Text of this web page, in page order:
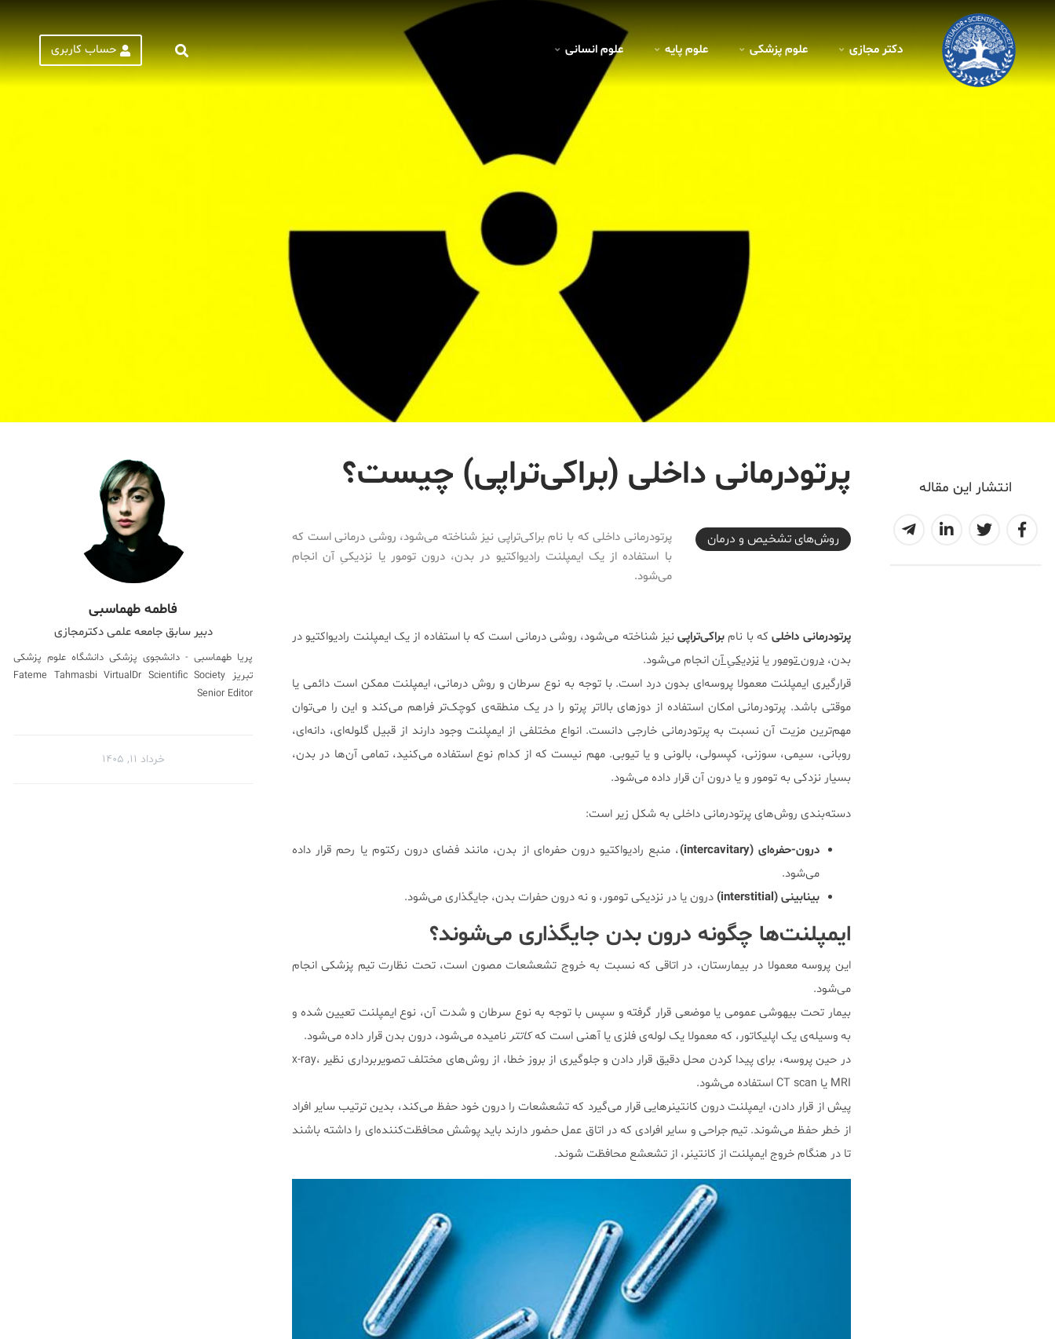
دکتر مجازی علوم پزشکی علوم پايه علوم انسانی حساب کاربری
انتشار این مقاله پرتودرمانی داخلی (براکی‌تراپی) چیست؟
2026-05-29T21:00:25+03:30
روش‌های تشخیص و درمان
پرتودرمانی داخلی که با نام براکی‌تراپی نیز شناخته می‌شود، روشی درمانی است که
با استفاده از یک ایمپلنت رادیواکتیو در بدن، درون تومور یا نزدیکیِ آن انجام
می‌شود.
پرتودرمانی داخلیکه با نامبراکی‌تراپینیز شناخته می‌شود، روشی درمانی است که با استفاده از یک ایمپلنت رادیواکتیو در
بدن،درون تومور یانزدیکیِ آنانجام می‌شود.
قرارگیری ایمپلنت معمولا پروسه‌ای بدون درد است. با توجه به نوع سرطان و روش درمانی، ایمپلنت ممکن است دائمی یا
موقتی باشد. پرتودرمانی امکان استفاده از دوزهای بالاتر پرتو را در یک منطقه‌ی کوچک‌تر فراهم می‌کند و این را می‌توان
مهم‌ترین مزیت آن نسبت به پرتودرمانی خارجی دانست. انواع مختلفی از ایمپلنت وجود دارند از قبیل گلوله‌ای، دانه‌ای،
روبانی، سیمی، سوزنی، کپسولی، بالونی و یا تیوبی. مهم نیست که از کدام نوع استفاده می‌کنید، تمامی آن‌ها در بدن،
بسیار نزدکی به تومور و یا درون آن قرار داده می‌شود.
دسته‌بندی روش‌های پرتودرمانی داخلی به شکل زیر است:
درون-حفره‌ای (intercavitary)
، منبع رادیواکتیو درون حفره‌ای از بدن، مانند فضای درون رکتوم یا رحم قرار داده
می‌شود.
بینابینی (interstitial)
درون یا در نزدیکی تومور، و نه درون حفرات بدن، جایگذاری می‌شود.
ایمپلنت‌ها چگونه درون بدن جایگذاری می‌شوند؟
این پروسه معمولا در بیمارستان، در اتاقی که نسبت به خروج تشعشعات مصون است، تحت نظارت تیم پزشکی انجام
می‌شود.
بیمار تحت بیهوشی عمومی یا موضعی قرار گرفته و سپس با توجه به نوع سرطان و شدت آن، نوع ایمپلنت تعیین شده و
به وسیله‌ی یک اپلیکاتور، که معمولا یک لوله‌ی فلزی یا آهنی است کهکاتتر نامیده می‌شود، درون بدن قرار داده می‌شود.
در حین پروسه، برای پیدا کردن محل دقیق قرار دادن و جلوگیری از بروز خطا، از روش‌های مختلف تصویربرداری نظیر x-ray،
MRI یا CT scan استفاده می‌شود.
پیش‌ از قرار دادن، ایمپلنت درون کانتینرهایی قرار می‌گیرد که تشعشعات را درون خود حفظ می‌کند، بدین ترتیب سایر افراد
از خطر حفظ می‌شوند. تیم جراحی و سایر افرادی که در اتاق عمل حضور دارند باید پوشش محافظت‌کننده‌ای را داشته باشند
تا در هنگام خروج ایمپلنت از کانتینر، از تشعشع محافظت شوند.
فاطمه طهماسبی
دبیر سابق جامعه علمی دکترمجازی
پریا طهماسبی - دانشجوی پزشکی دانشگاه علوم پزشکی
تبریز Fateme Tahmasbi VirtualDr Scientific Society
Senior Editor
خرداد ۱۱, ۱۴۰۵